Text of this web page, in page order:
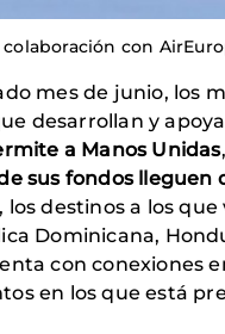
con
mes de junio, los
desarrollan y
a Manos Unidas
sus fondos lleguen
destinos a los
Dominicana,
con conexiones
en los que está